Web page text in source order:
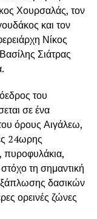
Χουρσαλάς, τον
και τον
Νίκος
Βασίλης Σιάτρας
του
σε ένα
όρους Αιγάλεω,
24ωρης
πυροφυλάκια,
τη σημαντική
δασικών
ορεινές ζώνες